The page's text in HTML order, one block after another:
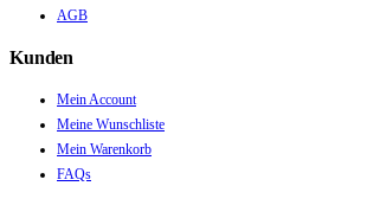
AGB
Kunden
Mein Account
Meine Wunschliste
Mein Warenkorb
FAQs